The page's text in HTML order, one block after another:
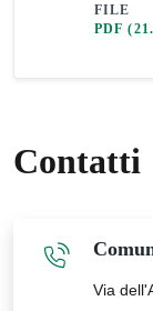
FILE
PDF
Contatti
Via